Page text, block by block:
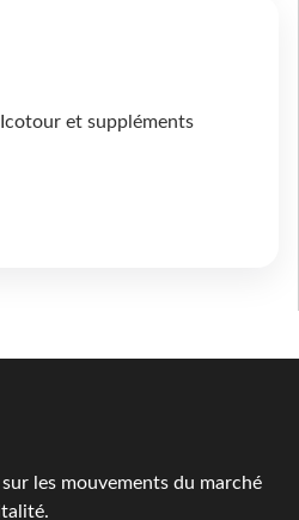
et suppléments
les mouvements du marché